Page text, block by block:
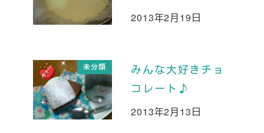
投稿日
2013年2月19日
未分類
みんな大好きチョ
コレート♪
投稿日
2013年2月13日